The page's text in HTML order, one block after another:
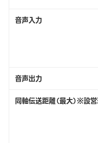
音声入力
音声出力
同軸伝送距離（最大）※設